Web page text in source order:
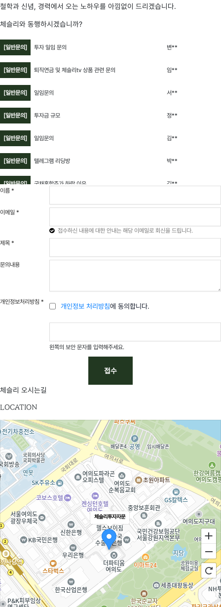
철학과 신념, 경력에서 오는 노하우를 아낌없이 드리겠습니다.
체슬리와 동행하시겠습니까?
[일반문의] 투자 일임 문의 변**
[일반문의] 퇴직연금 및 체슬리tv 상품 관련 문의 임**
[일반문의] 일임문의 서**
[일반문의] 투자금 규모 정**
[일반문의] 일임문의 김**
[일반문의] 텔레그램 리딩방 박**
[일반문의] 국채혼합주가 하락 이유 김**
연금저축 문의 정**
투자일임 문의 최**
[일반문의] 상담일정
한중미 FOCUS 문의 신**
[일반문의] 일임문의
[일반문의]
[일반문의] 투자 일임 관련 문의입니다
[일반문의] 일임 및 상담문의
[일반문의] 미국 주식 이체 강**
이름 *
이메일 *
접수하신 내용에 대한 안내는 해당 이메일로 회신을 드립니다.
제목 *
문의내용
개인정보처리방침 *
개인정보 처리방침에 동의합니다.
왼쪽의 보안 문자를 입력해주세요.
접수
체슬리 오시는길
LOCATION
체슬리투자자문